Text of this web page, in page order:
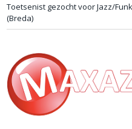
Toetsenist gezocht voor Jazz/
(Breda)